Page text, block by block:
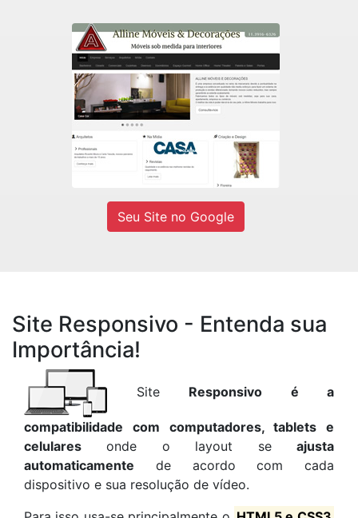
Alline Móveis
Fábrica de móveis sob medidas e
Decorações residencial e comercial.
Ver site
Seu Site no Google
Site Responsivo - Entenda sua
Importância!
Site Responsivo é a
compatibilidade com computadores, tablets e
celulares onde o layout se ajusta
automaticamente de acordo com cada
dispositivo e sua resolução de vídeo.